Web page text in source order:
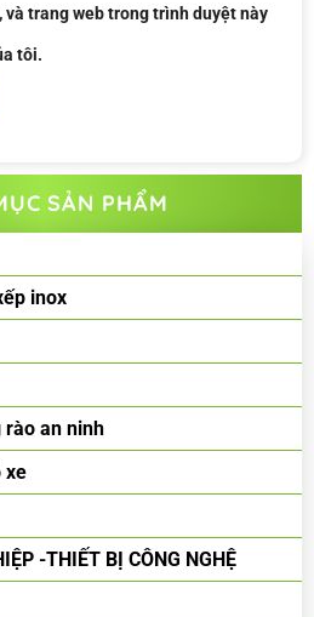
trang web trong trình duyệt này
tôi.
SẢN PHẨM
inox
rào an ninh
xe
-THIẾT BỊ CÔNG NGHỆ